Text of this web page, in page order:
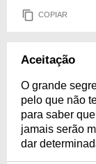
COPIAR
Aceitação
O grande
pelo que não
para saber
jamais serão
dar